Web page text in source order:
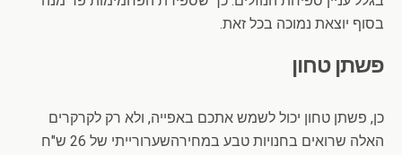
בסוף יוצאת נמוכה בכל זאת.
פשתן טחון
כן, פשתן טחון יכול לשמש אתכם באפייה, ולא רק לקרקרים
האלה שרואים בחנויות טבע במחירהשערורייתי של 26 ש"ח